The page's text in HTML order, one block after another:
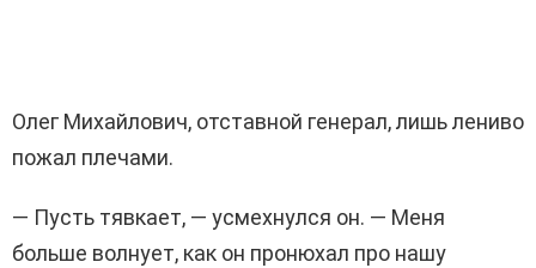
Олег Михайлович, отставной генерал, лишь лениво
пожал плечами.
— Пусть тявкает, — усмехнулся он. — Меня
больше волнует, как он пронюхал про нашу